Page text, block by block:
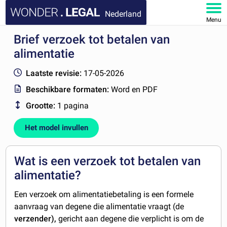
Nederland
Menu
HOME
FAQ
MIJN ACCOUNT
Brief verzoek tot betalen van
alimentatie
Laatste revisie: 17-05-2026
Beschikbare formaten:Word en PDF
Grootte: 1 pagina
Het model invullen
Wat is een verzoek tot betalen van
alimentatie?
Een verzoek om alimentatiebetaling is een formele
aanvraag van degene die alimentatie vraagt (de
verzender), gericht aan degene die verplicht is om de